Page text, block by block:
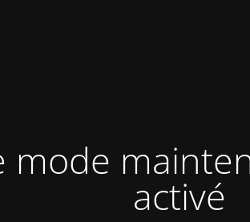
mode
activé